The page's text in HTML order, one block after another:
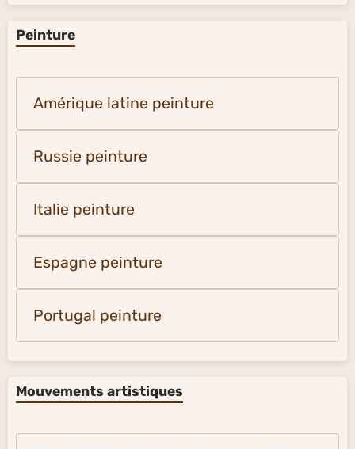
Peinture
Amérique latine peinture
Russie peinture
Italie peinture
Espagne peinture
Portugal peinture
Mouvements artistiques